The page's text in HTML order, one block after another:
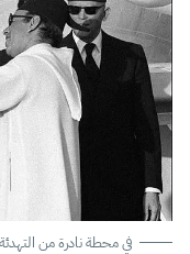
في محطة نادرة من